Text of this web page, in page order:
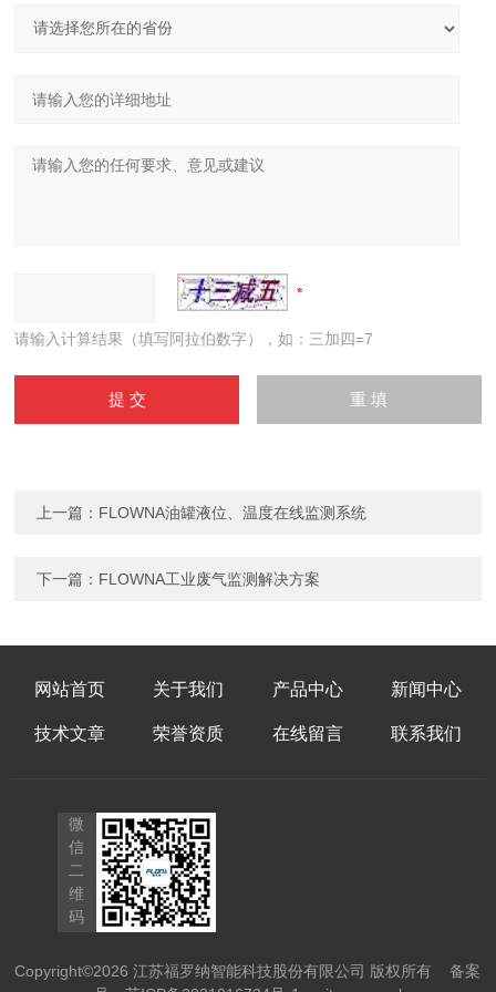
请输入计算结果（填写阿拉伯数字），如：三加四=7
上一篇： FLOWNA油罐液位、温度在线监测系统
下一篇： FLOWNA工业废气监测解决方案
网站首页 关于我们 产品中心 新闻中心
技术文章 荣誉资质 在线留言 联系我们
微
信
二
维
码
Copyright©2026 江苏福罗纳智能科技股份有限公司 版权所有备案